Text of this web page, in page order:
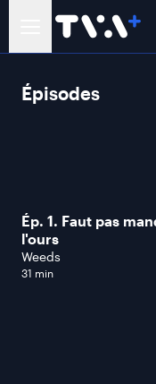
Épisodes
Ép. 1. Faut pas
l'ours
Weeds
31 min